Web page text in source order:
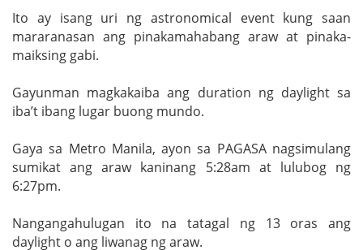
Ito ay isang uri ng astronomical event kung saan
mararanasan ang pinakamahabang araw at pinaka-
maiksing gabi.
Gayunman magkakaiba ang duration ng daylight sa
iba’t ibang lugar buong mundo.
Gaya sa Metro Manila, ayon sa PAGASA nagsimulang
sumikat ang araw kaninang 5:28am at lulubog ng
6:27pm.
Nangangahulugan ito na tatagal ng 13 oras ang
daylight o ang liwanag ng araw.